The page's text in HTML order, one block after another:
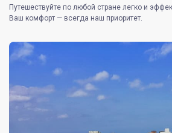
Путешествуйте по любой стране легко и
Ваш комфорт — всегда наш приоритет.